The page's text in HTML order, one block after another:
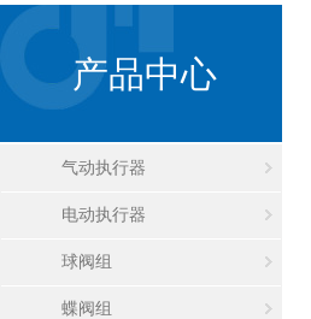
产品中心
气动执行器
电动执行器
球阀组
蝶阀组